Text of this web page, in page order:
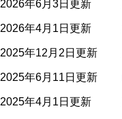
2026年6月3日更新
2026年4月1日更新
2025年12月2日更新
2025年6月11日更新
2025年4月1日更新